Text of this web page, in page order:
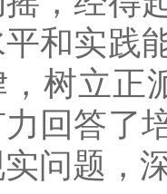
和实践
树立正
回答了
问题，